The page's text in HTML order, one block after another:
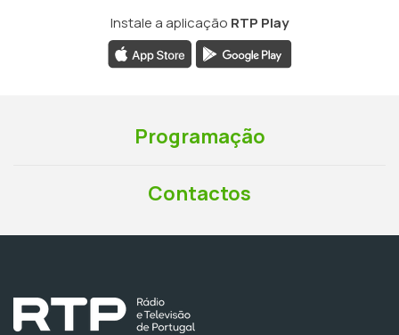
Instale a aplicação RTP Play
Programação
Contactos